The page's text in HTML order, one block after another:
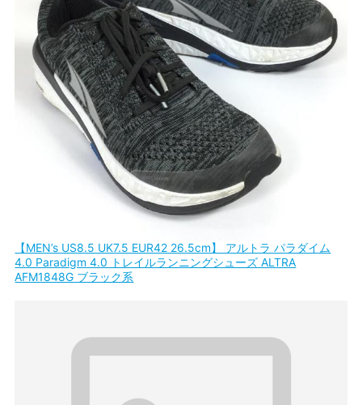
【MEN’s US8.5 UK7.5 EUR42 26.5cm】 アルトラ パラダイム
4.0 Paradigm 4.0 トレイルランニングシューズ ALTRA
AFM1848G ブラック系